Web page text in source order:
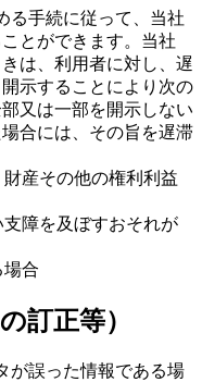
る手続に従って、当社
とができます。当社
は、利用者に対し、遅
示することにより次の
又は一部を開示しない
合には、その旨を遅滞
産その他の権利利益
障を及ぼすおそれが
場合
訂正等）
が誤った情報である場